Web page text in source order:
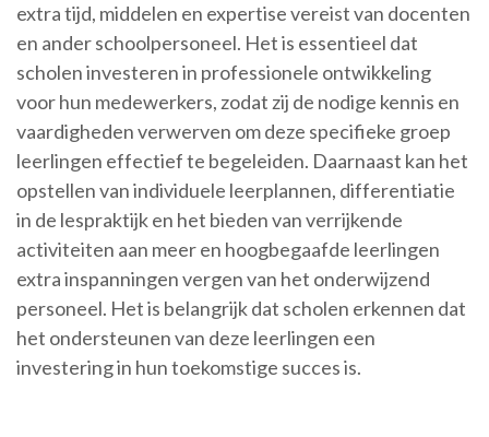
extra tijd, middelen en expertise vereist van docenten
en ander schoolpersoneel. Het is essentieel dat
scholen investeren in professionele ontwikkeling
voor hun medewerkers, zodat zij de nodige kennis en
vaardigheden verwerven om deze specifieke groep
leerlingen effectief te begeleiden. Daarnaast kan het
opstellen van individuele leerplannen, differentiatie
in de lespraktijk en het bieden van verrijkende
activiteiten aan meer en hoogbegaafde leerlingen
extra inspanningen vergen van het onderwijzend
personeel. Het is belangrijk dat scholen erkennen dat
het ondersteunen van deze leerlingen een
investering in hun toekomstige succes is.